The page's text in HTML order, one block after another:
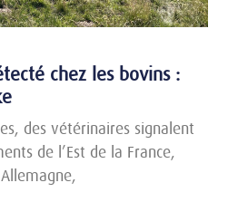
chez les bovins :
des vétérinaires signalent
de l’Est de la France,